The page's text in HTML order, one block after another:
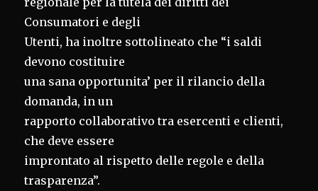
Consumatori e degli
Utenti, ha inoltre sottolineato che “i saldi
devono costituire
una sana opportunita’ per il rilancio della
domanda, in un
rapporto collaborativo tra esercenti e clienti,
che deve essere
improntato al rispetto delle regole e della
trasparenza”.